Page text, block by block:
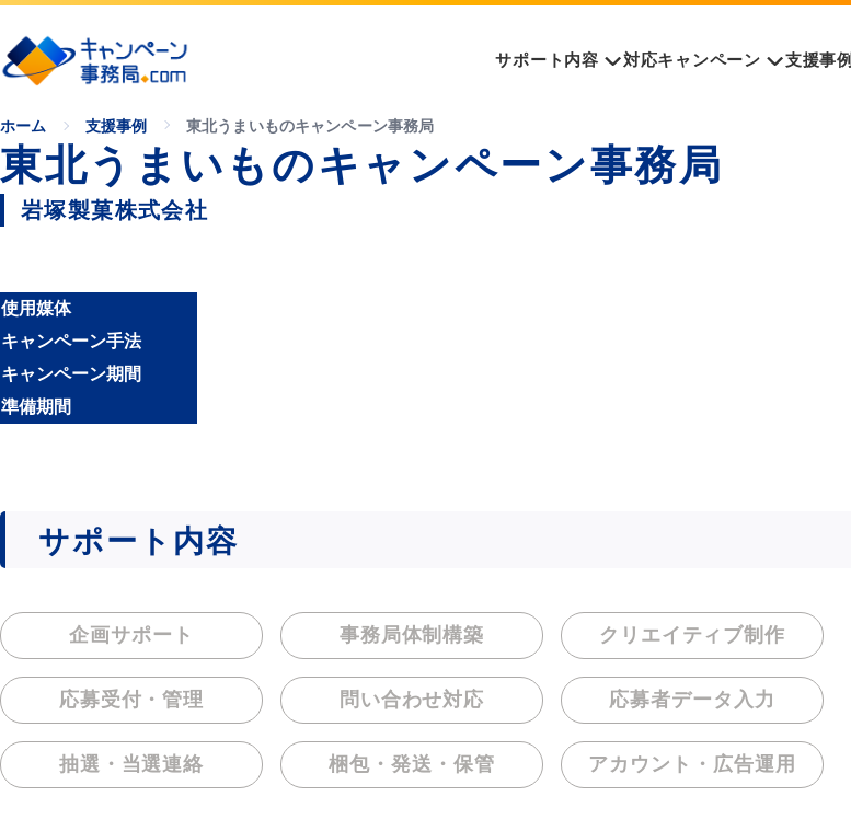
サポート内容 対応キャンペーン 支援事例
ホーム 支援事例 東北うまいものキャンペーン事務局
東北うまいものキャンペーン事務局
岩塚製菓株式会社
使用媒体
キャンペーン手法
キャンペーン期間
準備期間
サポート内容
企画サポート 事務局体制構築 クリエイティブ制作
応募受付・管理 問い合わせ対応 応募者データ入力
抽選・当選連絡 梱包・発送・保管 アカウント・ 広告運用